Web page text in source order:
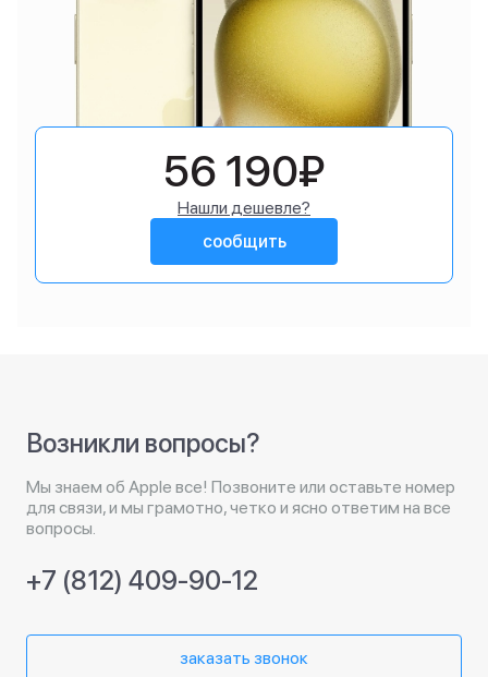
56 190₽
Нашли дешевле?
сообщить
Возникли вопросы?
Мы знаем об Apple все! Позвоните или оставьте номер
для связи, и мы грамотно, четко и ясно ответим на все
вопросы.
+7 (812) 409-90-12
заказать звонок